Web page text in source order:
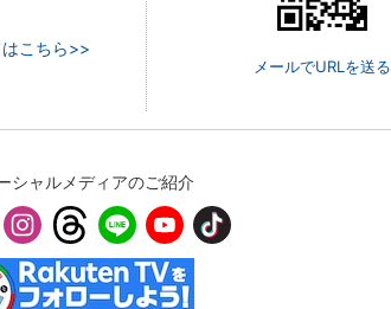
こちら>>
メールでURLを送る
シャルメディアのご紹介